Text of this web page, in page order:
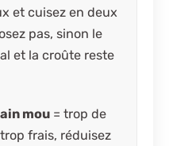
et cuisez en deux
pas, sinon le
et la croûte reste
mou = trop de
frais, réduisez